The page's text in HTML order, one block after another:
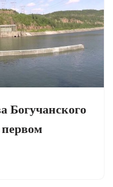
Богучанского